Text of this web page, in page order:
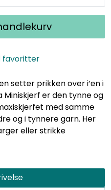
favoritter
setter prikken over i’en i
er den tynne og
med samme
og i tynnere garn. Her
eller strikke